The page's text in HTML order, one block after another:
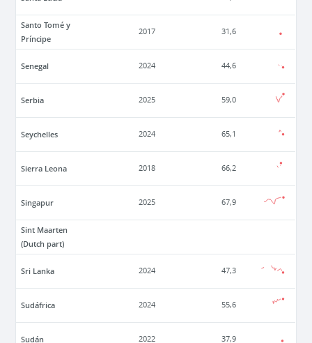
Santo Tomé y
Príncipe
2017 31,6
Senegal 2024 44,6
Serbia 2025 59,0
Seychelles 2024 65,1
Sierra Leona 2018 66,2
Singapur 2025 67,9
Sint Maarten
(Dutch part)
Sri Lanka 2024 47,3
Sudáfrica 2024 55,6
Sudán 2022 37,9